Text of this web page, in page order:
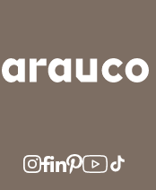
AUS/NZ
COLOMBIA